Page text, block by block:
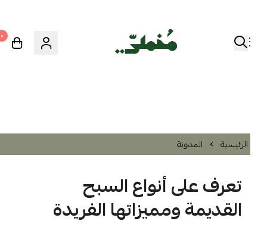
٠
الرئيسية المدونة
تعرف على أنواع السبح
القديمة ومميزاتها الفريدة